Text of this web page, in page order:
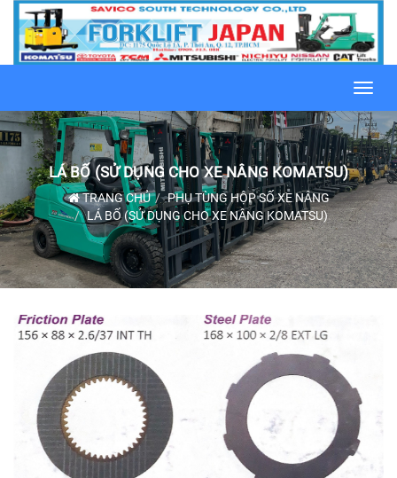
LÁ BỐ (SỬ DỤNG CHO XE NÂNG KOMATSU)
TRANG CHỦ
PHỤ TÙNG HỘP SỐ XE NÂNG
LÁ BỐ (SỬ DỤNG CHO XE NÂNG KOMATSU)